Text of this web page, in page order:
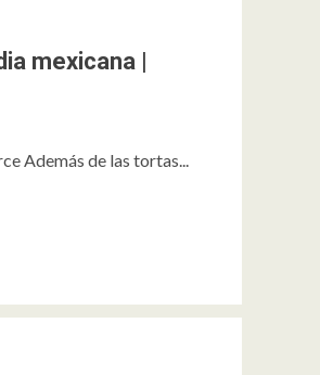
mexicana |
Además de las tortas...